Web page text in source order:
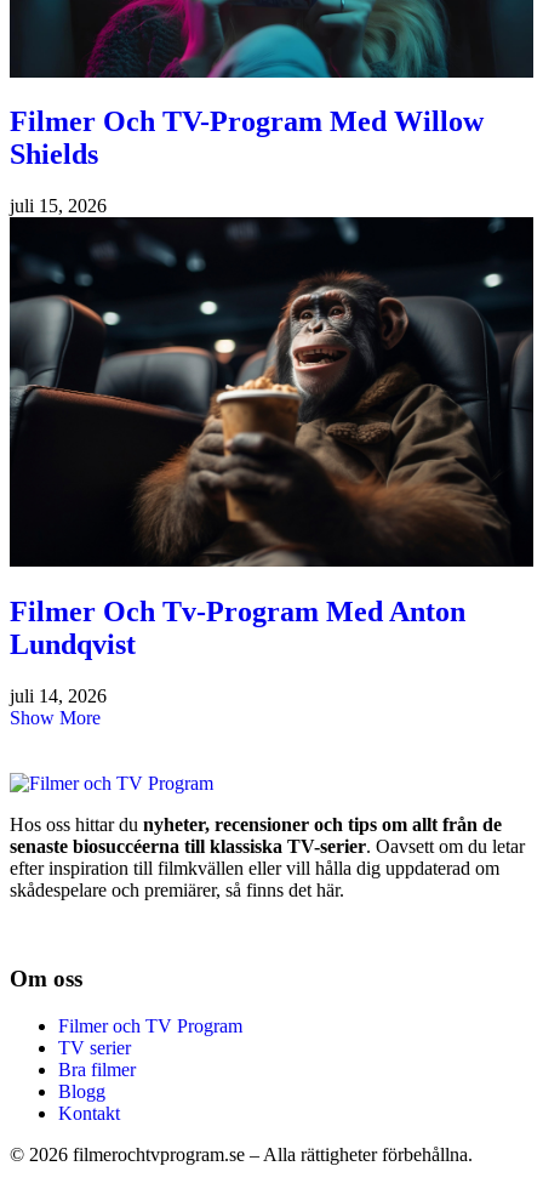
Filmer Och TV-Program Med Willow
Shields
juli 15, 2026
Filmer Och Tv-Program Med Anton
Lundqvist
juli 14, 2026
Show More
Hos oss hittar du nyheter, recensioner och tips om allt från de
senaste biosuccéerna till klassiska TV-serier. Oavsett om du letar
efter inspiration till filmkvällen eller vill hålla dig uppdaterad om
skådespelare och premiärer, så finns det här.
Om oss
Filmer och TV Program
TV serier
Bra filmer
Blogg
Kontakt
© 2026 filmerochtvprogram.se – Alla rättigheter förbehållna.